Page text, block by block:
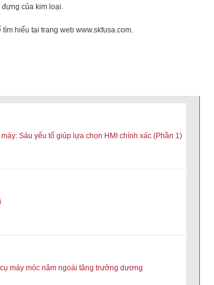
của kim loại.
hiểu tại trang web www.skfusa.com.
Sáu yếu tố giúp lựa chọn HMI chính xác (Phần 1)
máy móc năm ngoái tăng trưởng dương